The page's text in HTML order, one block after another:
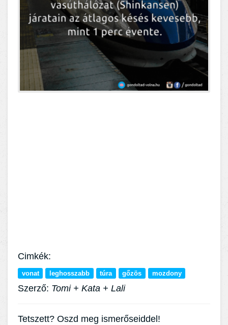
Cimkék:
vonat leghosszabb túra gőzös mozdony
Szerző: Tomi + Kata + Lali
Tetszett? Oszd meg ismerőseiddel!